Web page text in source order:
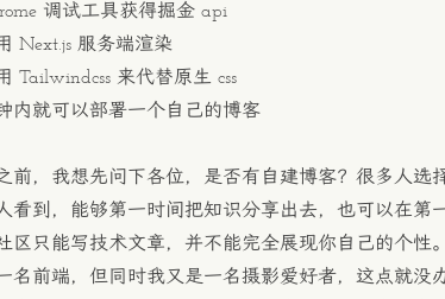
调试工具获得掘金 api
Next.js 服务端渲染
Tailwindcss 来代替原生 css
内就可以部署一个自己的博客
前，我想先问下各位，是否有自建博客？很多人
看到，能够第一时间把知识分享出去，也可以在
区只能写技术文章，并不能完全展现你自己的个
名前端，但同时我又是一名摄影爱好者，这点就